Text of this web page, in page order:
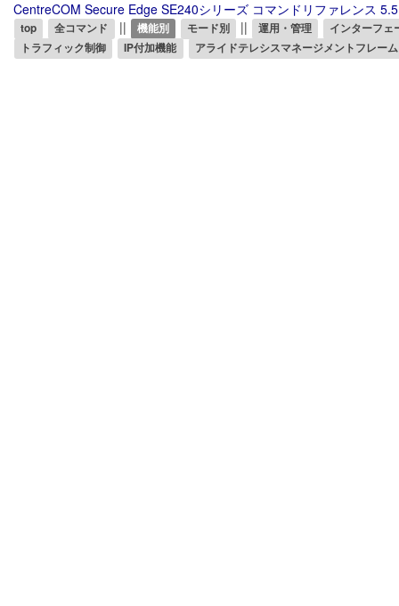
CentreCOM Secure Edge SE240シリーズ コマンドリファレンス
top 全コマンド || 機能別 モード別 || 運用・管理
インターフェ
トラフィック制御
IP付加機能 アライドテレシスマネージメントフレー